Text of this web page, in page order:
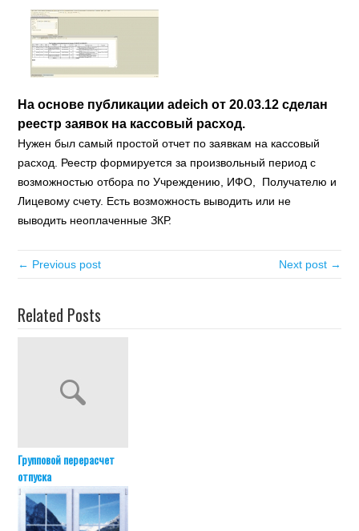
На основе публикации adeich от 20.03.12 сделан
реестр заявок на кассовый расход.
Нужен был самый простой отчет по заявкам на кассовый
расход. Реестр формируется за произвольный период с
возможностью отбора по Учреждению, ИФО, Получателю и
Лицевому счету. Есть возможность выводить или не
выводить неоплаченные ЗКР.
← Previous post Next post →
Related Posts
Групповой перерасчет
отпуска